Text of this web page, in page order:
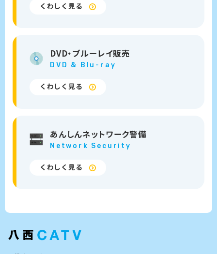
くわしく見る
DVD・ブルーレイ販売
DVD & Blu-ray
くわしく見る
あんしんネットワーク警備
Network Security
くわしく見る